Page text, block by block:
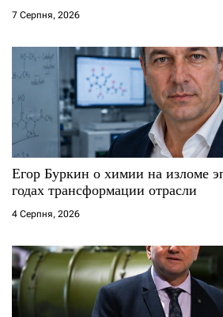
7 Серпня, 2026
Егор Буркин о химии на изломе
годах трансформации отрасли
4 Серпня, 2026